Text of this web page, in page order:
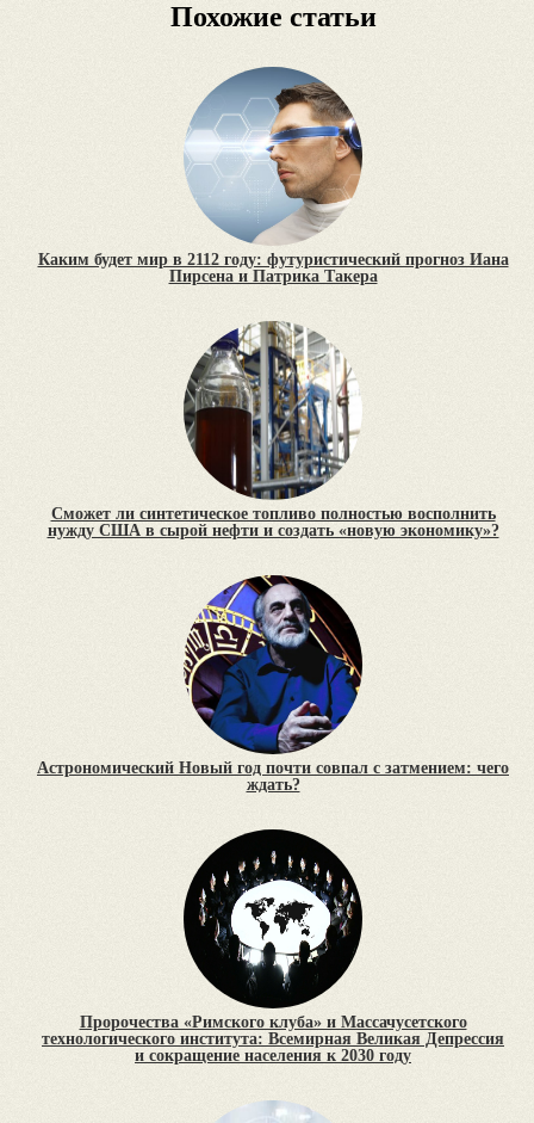
Похожие статьи
Каким будет мир в 2112 году: футуристический прогноз Иана
Пирсена и Патрика Такера
Сможет ли синтетическое топливо полностью восполнить
нужду США в сырой нефти и создать «новую экономику»?
Астрономический Новый год почти совпал с затмением: чего
ждать?
Пророчества «Римского клуба» и Массачусетского
технологического института: Всемирная Великая Депрессия
и сокращение населения к 2030 году